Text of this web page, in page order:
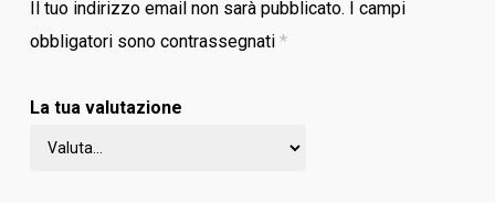
Il tuo indirizzo email non sarà pubblicato. I campi
obbligatori sono contrassegnati *
La tua valutazione